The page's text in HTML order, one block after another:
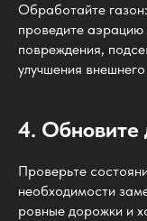
Обработайте
проведите аэрацию
повреждения,
улучшения
4.
Проверьте
необходимости
ровные дорожки и